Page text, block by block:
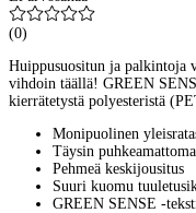
(0)
Huippusuositun ja palkintoja
vihdoin täällä! GREEN
kierrätetystä polyesteristä
Monipuolinen
Täysin
Pehmeä keskijousitus
Suuri kuomu
GREEN SENSE -